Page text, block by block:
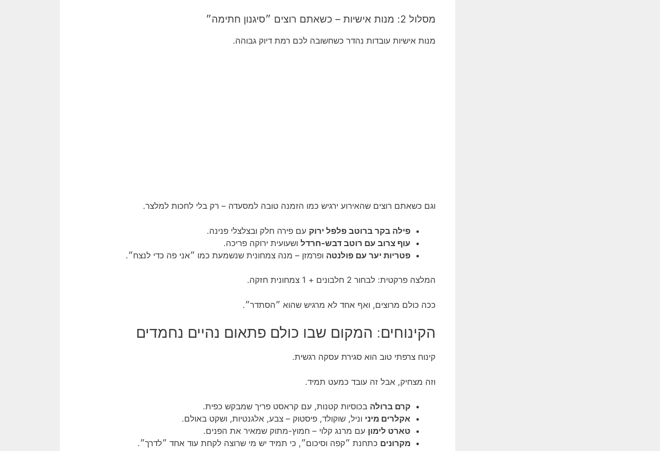
מסלול 2: מנות אישיות – כשאתם רוצים ״סיגנון חתימה״
מנות אישיות עובדות נהדר כשחשובה לכם רמת דיוק גבוהה.
וגם כשאתם רוצים שהאירוע ירגיש כמו הזמנה טובה למסעדה – רק בלי לחכות למלצר.
פילה בקר ברוטב פלפל ירוק עם פירה חלק ובצלצלי פנינה.
עוף צרוב עם רוטב דבש-חרדל ושעועית ירוקה פריכה.
פטריות יער עם פולנטה ופרמזן – מנה צמחונית שנשמעת כמו ״אני פה כדי לנצח״.
המלצה פרקטית: לבחור 2 חלבונים + 1 צמחונית חזקה.
ככה כולם מרוצים, ואף אחד לא מרגיש שהוא ״הסתדר״.
הקינוחים: המקום שבו כולם פתאום נהיים נחמדים
קינוח צרפתי טוב הוא סגירת עסקה רגשית.
וזה מצחיק, אבל זה עובד כמעט תמיד.
קרם ברולה בכוסיות קטנות, עם קראסט פריך שמבקש כפית.
אקלרים מיני וניל, שוקולד, פיסטוק – צבע, אלגנטיות, ושקט באולם.
טארט לימון עם מרנג קלוי – חמוץ-מתוק שמאיר את הפנים.
מקרונים כתחנת ״קפה וסיכום״, כי תמיד יש מי שרוצה לקחת עוד אחד ״לדרך״.